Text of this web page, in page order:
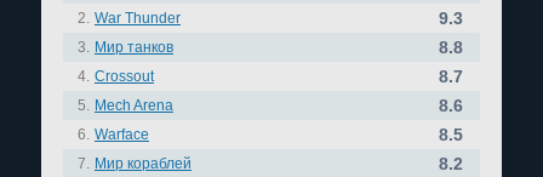
2. War Thunder 9.3
3. Мир танков 8.8
4. Crossout 8.7
5. Mech Arena 8.6
6. Warface 8.5
7. Мир кораблей 8.2